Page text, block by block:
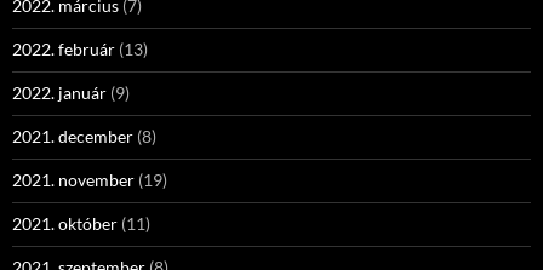
2022. március (7)
2022. február (13)
2022. január (9)
2021. december (8)
2021. november (19)
2021. október (11)